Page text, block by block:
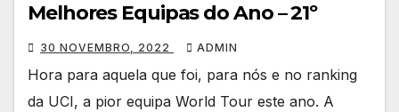
Melhores Equipas do Ano – 21º
30 NOVEMBRO, 2022 ADMIN
Hora para aquela que foi, para nós e no ranking
da UCI, a pior equipa World Tour este ano. A